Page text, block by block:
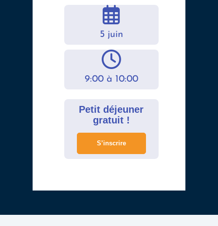
5 juin
9:00 à 10:00
Petit déjeuner
gratuit !
S’inscrire